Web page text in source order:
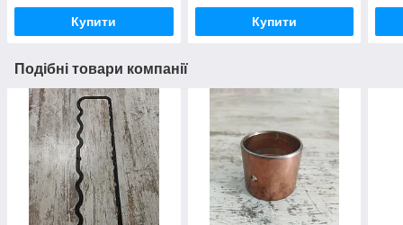
Купити Купити
Подібні товари компанії